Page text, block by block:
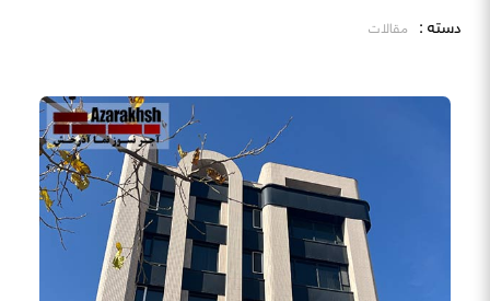
دسته : مقالات